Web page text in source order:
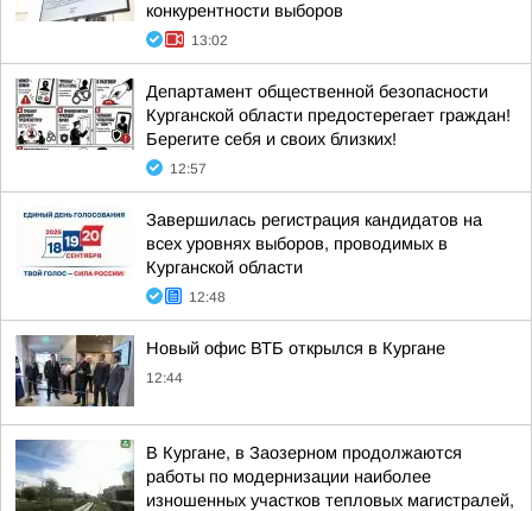
конкурентности выборов
13:02
Департамент общественной безопасности
Курганской области предостерегает граждан!
Берегите себя и своих близких!
12:57
Завершилась регистрация кандидатов на
всех уровнях выборов, проводимых в
Курганской области
12:48
Новый офис ВТБ открылся в Кургане
12:44
В Кургане, в Заозерном продолжаются
работы по модернизации наиболее
изношенных участков тепловых магистралей,